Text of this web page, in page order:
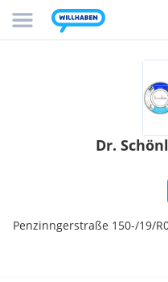
Dr.
Penzinngerstraße 150-/19/